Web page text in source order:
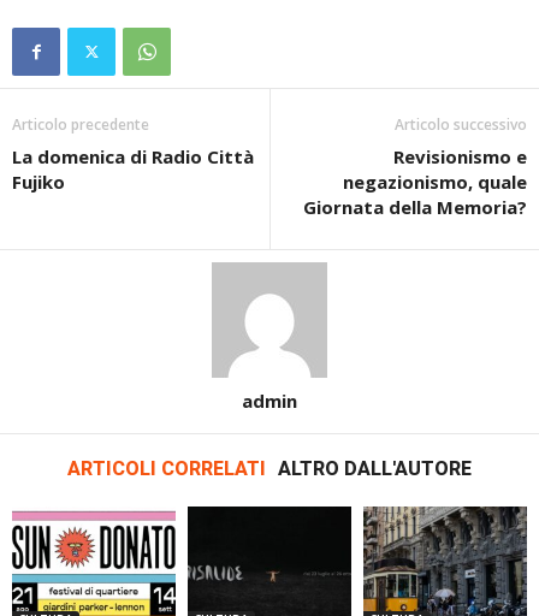
Articolo precedente
La domenica di Radio Città
Fujiko
Articolo successivo
Revisionismo e
negazionismo, quale
Giornata della Memoria?
admin
ARTICOLI CORRELATI ALTRO DALL'AUTORE